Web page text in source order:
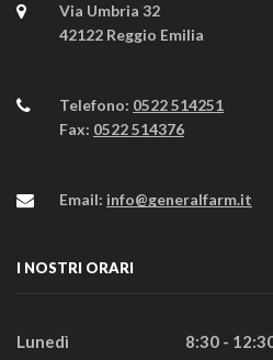
Via Umbria 32
42122 Reggio Emilia
Telefono: 0522 514251
Fax: 0522 514376
Email: info@generalfarm.it
I NOSTRI ORARI
Lunedì 8:30 -